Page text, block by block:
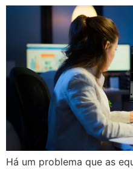
Há um problema que as